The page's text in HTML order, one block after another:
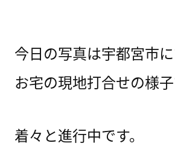
今日の写真は宇都宮市
お宅の現地打合せの様子
着々と進行中です。